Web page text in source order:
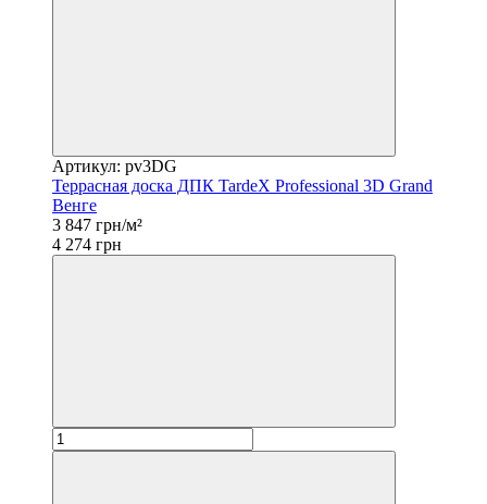
Артикул: pv3DG
Террасная доска ДПК TardeX Professional 3D Grand
Венге
3 847 грн/м²
4 274 грн